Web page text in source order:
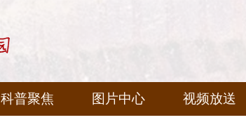
科普聚焦 图片中心 视频放送